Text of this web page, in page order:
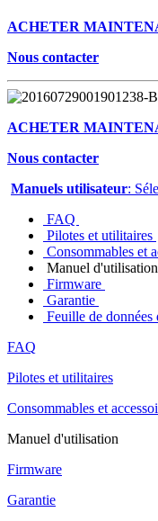
ACHETER
Nous contacter
ACHETER
Nous contacter
Manuels utilisateur:
FAQ
Pilotes et utilitaires
Consommables et
Manuel d'utilisation
Firmware
Garantie
Feuille de données
FAQ
Pilotes et utilitaires
Consommables et
Manuel d'utilisation
Firmware
Garantie